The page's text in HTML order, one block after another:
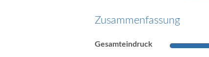
Zusammenfassung
Gesamteindruck